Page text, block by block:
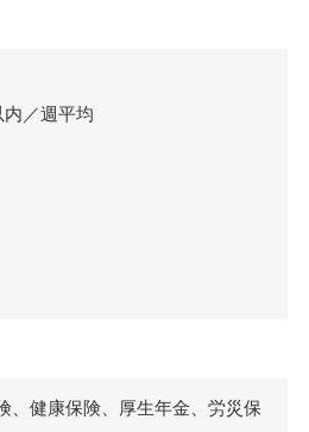
／週平均
、健康保険、厚生年金、労災保